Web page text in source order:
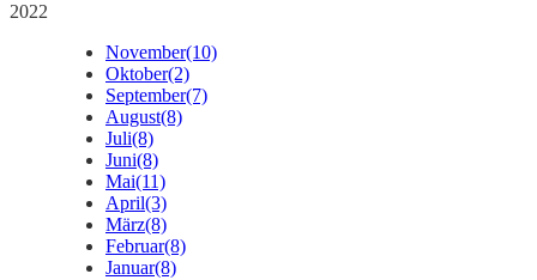
2022
November(10)
Oktober(2)
September(7)
August(8)
Juli(8)
Juni(8)
Mai(11)
April(3)
März(8)
Februar(8)
Januar(8)